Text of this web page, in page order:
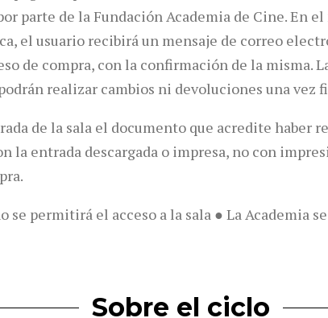
parte de la Fundación Academia de Cine. En
el usuario recibirá un mensaje de correo
de compra, con la confirmación de la misma.
realizar cambios ni devoluciones una vez
de la sala el documento que acredite haber
la entrada descargada o impresa, no con
se permitirá el acceso a la sala ● La Academia
Sobre el ciclo